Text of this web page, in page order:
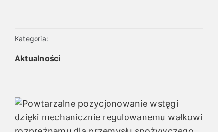
Polski
Kategoria:
Aktualności